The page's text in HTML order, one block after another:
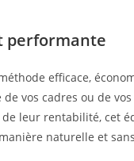
performante
efficace,
vos cadres ou de
leur rentabilité, cet
naturelle et